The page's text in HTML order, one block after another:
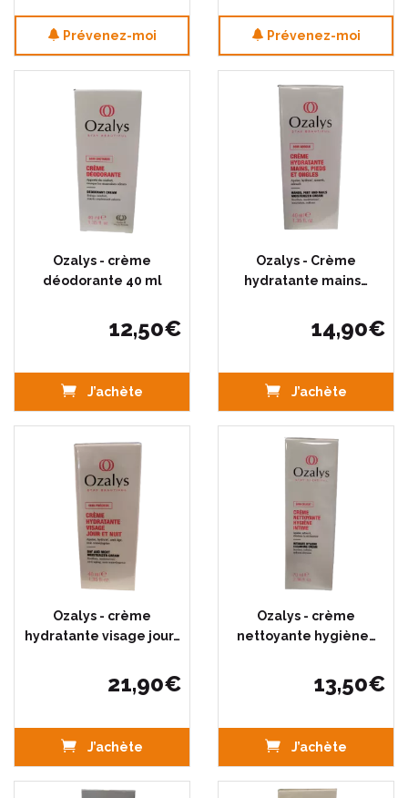
Prévenez-moi Prévenez-moi
Ozalys - crème
déodorante 40 ml
12,50€
J’achète
Ozalys - Crème
hydratante mains…
14,90€
J’achète
Ozalys - crème
hydratante visage jour…
21,90€
J’achète
Ozalys - crème
nettoyante hygiène…
13,50€
J’achète